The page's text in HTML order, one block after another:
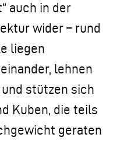
auch in der
wider – rund
liegen
lehnen
stützen sich
Kuben, die teils
geraten